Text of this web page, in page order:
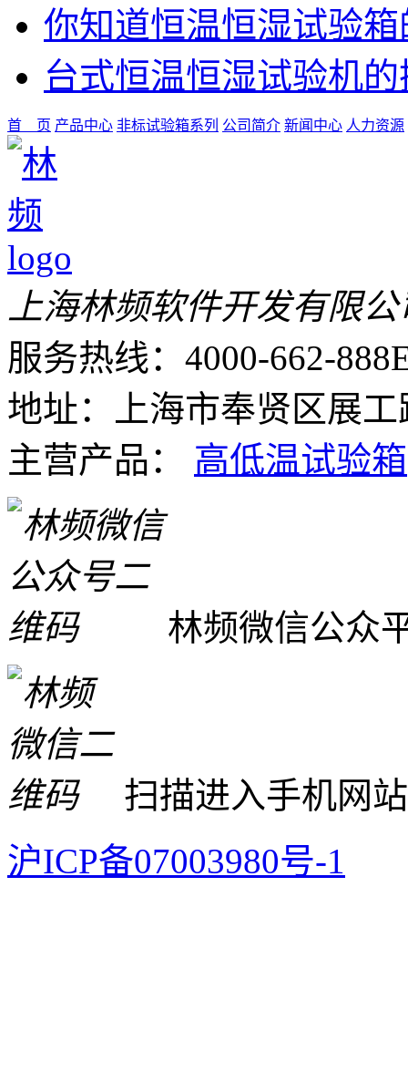
你知道恒温恒湿试验
台式恒温恒湿试验机
首 页 产品中心 非标试验箱系列 公司简介 新闻中心 人力资源
上海林频软件开发有限公
服务热线：4000-662-888
地址：上海市奉贤区展工
主营产品： 高低温试验箱
林频微信公众
扫描进入手机网
沪ICP备07003980号-1